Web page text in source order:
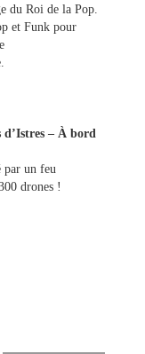
du Roi de la Pop.
et Funk pour
d’Istres – À bord
par un feu
drones !